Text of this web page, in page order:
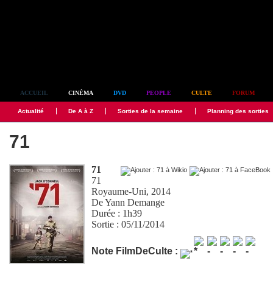
ACCUEIL CINÉMA DVD PEOPLE CULTE FORUM
Actualité De A à Z Sorties de la semaine Planning des sorties
71
71
71
Royaume-Uni, 2014
DeYann Demange
Durée : 1h39
Sortie : 05/11/2014
Note FilmDeCulte :